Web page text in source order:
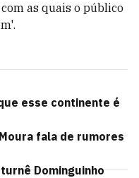
as quais o público
esse continente é
fala de rumores
Dominguinho